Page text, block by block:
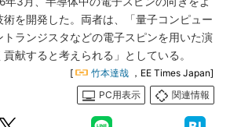
術を開発した。両者は、「量子コンピュー
トランジスタなどの電子スピンを用いた演
献すると考えられる」としている。
[ 竹本達哉 ，EE Times Japan]
PC用表示
関連情報